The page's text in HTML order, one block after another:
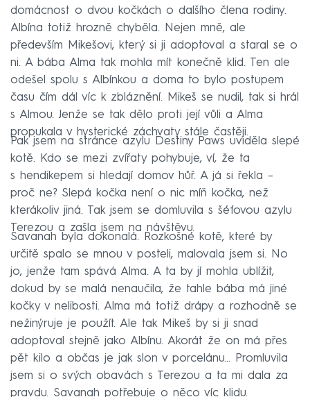
domácnost o dvou kočkách o dalšího člena rodiny.
Albína totiž hrozně chyběla. Nejen mně, ale
především Mikešovi, který si ji adoptoval a staral se o
ni. A bába Alma tak mohla mít konečně klid. Ten ale
odešel spolu s Albínkou a doma to bylo postupem
času čím dál víc k zbláznění. Mikeš se nudil, tak si hrál
s Almou. Jenže se tak dělo proti její vůli a Alma
propukala v hysterické záchvaty stále častěji.
Pak jsem na stránce azylu Destiny Paws uviděla slepé
kotě. Kdo se mezi zvířaty pohybuje, ví, že ta
s hendikepem si hledají domov hůř. A já si řekla –
proč ne? Slepá kočka není o nic míň kočka, než
kterákoliv jiná. Tak jsem se domluvila s šéfovou azylu
Terezou a zašla jsem na návštěvu.
Savanah byla dokonalá. Rozkošné kotě, které by
určitě spalo se mnou v posteli, malovala jsem si. No
jo, jenže tam spává Alma. A ta by jí mohla ublížit,
dokud by se malá nenaučila, že tahle bába má jiné
kočky v nelibosti. Alma má totiž drápy a rozhodně se
nežinýruje je použít. Ale tak Mikeš by si ji snad
adoptoval stejně jako Albínu. Akorát že on má přes
pět kilo a občas je jak slon v porcelánu… Promluvila
jsem si o svých obavách s Terezou a ta mi dala za
pravdu. Savanah potřebuje o něco víc klidu.